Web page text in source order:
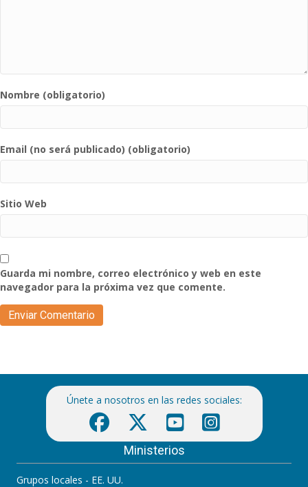
Nombre (obligatorio)
Email (no será publicado) (obligatorio)
Sitio Web
Guarda mi nombre, correo electrónico y web en este
navegador para la próxima vez que comente.
Únete a nosotros en las redes sociales:
Ministerios
Grupos locales - EE. UU.